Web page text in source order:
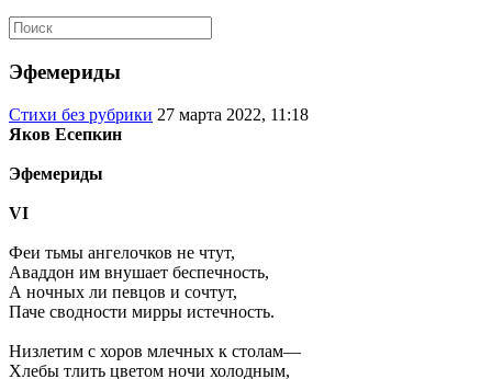
Эфемериды
Стихи без рубрики 27 марта 2022, 11:18
Яков Есепкин
Эфемериды
VI
Феи тьмы ангелочков не чтут,
Аваддон им внушает беспечность,
А ночных ли певцов и сочтут,
Паче сводности мирры истечность.
Низлетим с хоров млечных к столам—
Хлебы тлить цветом ночи холодным,